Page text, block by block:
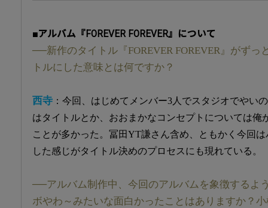
■アルバム『FOREVER FOREVER』について
──新作のタイトル『FOREVER FOREVER』がずっ
トルにした意味とは何ですか？
西寺 ：今回、はじめてメンバー3人でスタジオでやい
はタイトルとか、おおまかなコンセプトについては俺
ことが多かった。冨田YT謙さん含め、ともかく今回
した感じがタイトル決めのプロセスにも現れている。
──アルバム制作中、今回のアルバムを象徴するよ
ボやわ～みたいな面白かったことはありますか？